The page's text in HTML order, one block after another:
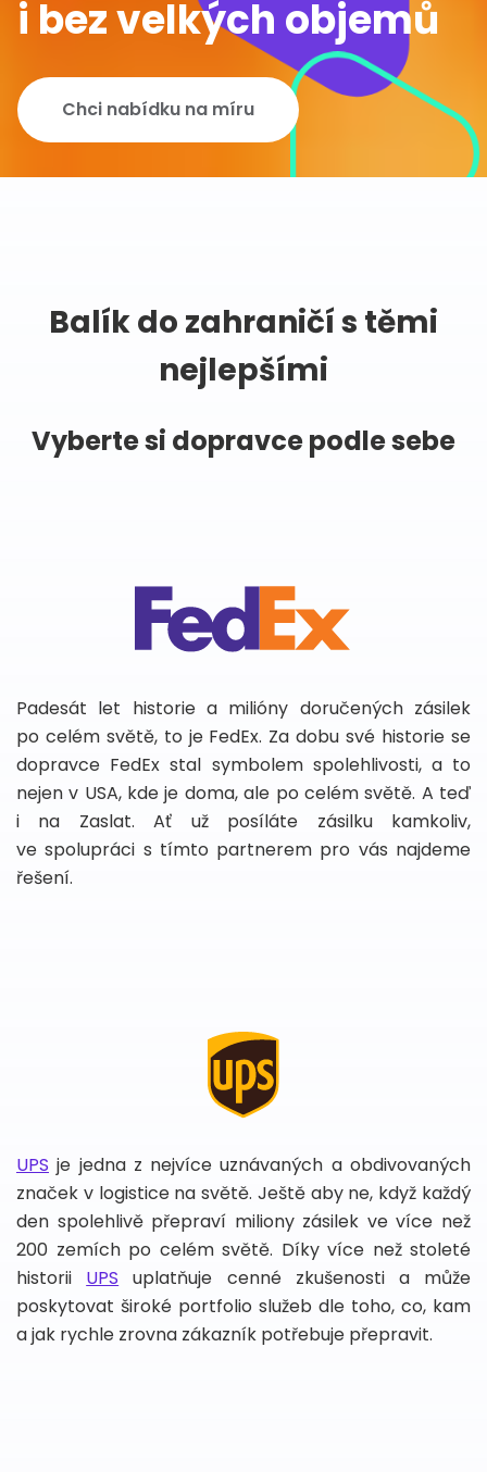
i bez velkých objemů
Chci nabídku na míru
Balík do zahraničí s těmi
nejlepšími
Vyberte si dopravce podle sebe
Padesát let historie a milióny doručených zásilek
po celém světě, to je FedEx. Za dobu své historie se
dopravce FedEx stal symbolem spolehlivosti, a to
nejen v USA, kde je doma, ale po celém světě. A teď
i na Zaslat. Ať už posíláte zásilku kamkoliv,
ve spolupráci s tímto partnerem pro vás najdeme
řešení.
UPS je jedna z nejvíce uznávaných a obdivovaných
značek v logistice na světě. Ještě aby ne, když každý
den spolehlivě přepraví miliony zásilek ve více než
200 zemích po celém světě. Díky více než stoleté
historii UPS uplatňuje cenné zkušenosti a může
poskytovat široké portfolio služeb dle toho, co, kam
a jak rychle zrovna zákazník potřebuje přepravit.